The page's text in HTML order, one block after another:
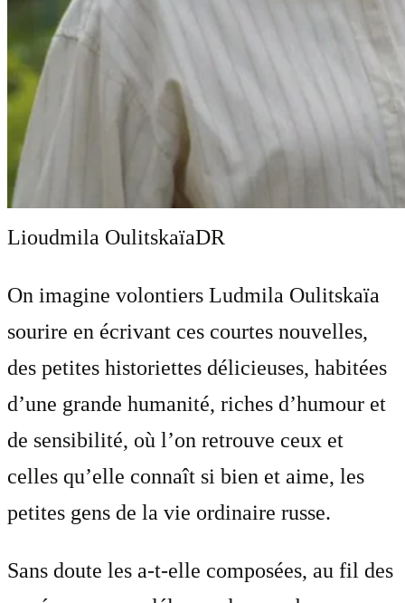
Lioudmila OulitskaïaDR
On imagine volontiers Ludmila Oulitskaïa
sourire en écrivant ces courtes nouvelles,
des petites historiettes délicieuses, habitées
d’une grande humanité, riches d’humour et
de sensibilité, où l’on retrouve ceux et
celles qu’elle connaît si bien et aime, les
petites gens de la vie ordinaire russe.
Sans doute les a-t-elle composées, au fil des